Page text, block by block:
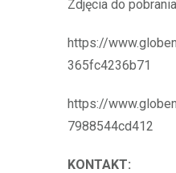
Zdjęcia do
https://
365fc4236b71
https://
7988544cd412
KONTAKT: